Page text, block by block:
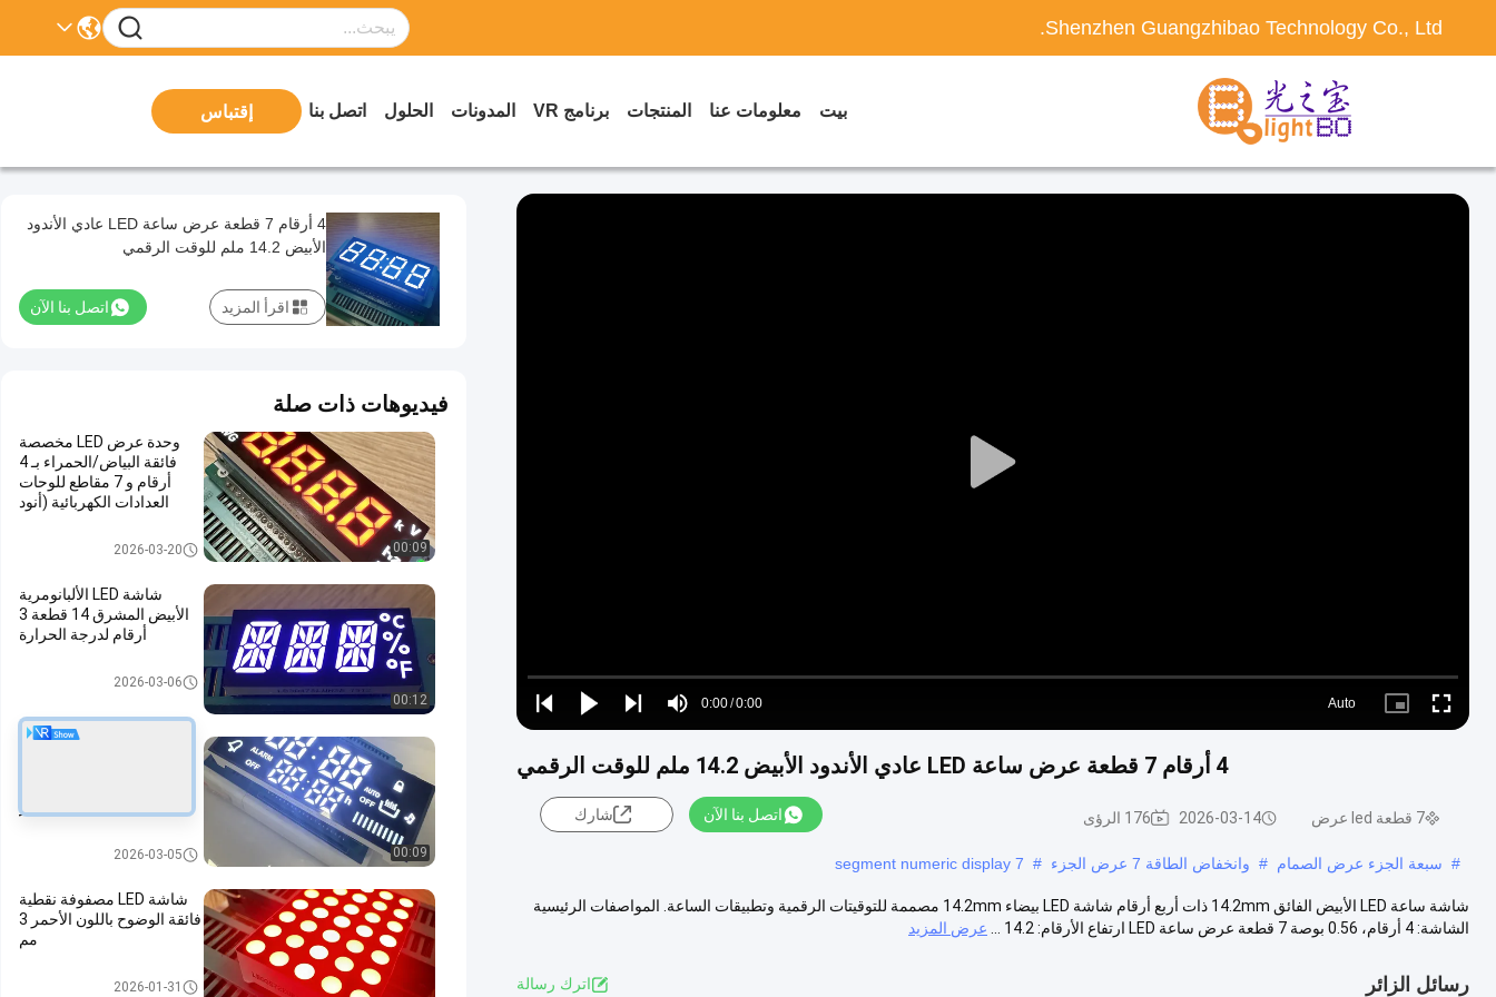
Shenzhen Guangzhibao Technology Co., Ltd.
بيت معلومات عنا المنتجات برنامج VR المدونات الحلول اتصل بنا إقتباس
Play
Play
Play
Play
Mute
Time
0:00/0:00
Loaded:
0%
Auto
Picture- Fullscreen
4 أرقام 7 قطعة عرض ساعة LED عادي الأندود الأبيض 14.2 ملم للوقت الرقمي
7 قطعة led عرض 2026-03-14 176 الرؤى اتصل بنا الآن شارك
# سبعة الجزء عرض الصمام # وانخفاض الطاقة 7 عرض الجزء #
7 segment numeric display
شاشة ساعة LED الأبيض الفائق 14.2mm ذات أربع أرقام شاشة LED بيضاء 14.2mm مصممة للتوقيتات الرقمية وتطبيقات الساعة. المواصفات الرئيسية
الشاشة: 4 أرقام، 0.56 بوصة 7 قطعة عرض ساعة LED ارتفاع الأرقام: 14.2 ...
عرض المزيد
رسائل الزائر اترك رسالة
4 أرقام 7 قطعة عرض ساعة LED عادي الأندود
الأبيض 14.2 ملم للوقت الرقمي
اتصل بنا الآن اقرأ المزيد
فيديوهات ذات صلة
00:09
وحدة عرض LED مخصصة
فائقة البياض/الحمراء بـ 4
أرقام و 7 مقاطع للوحات
العدادات الكهربائية (أنود
7 قطعة led عرض2026-03-20
00:12
شاشة LED الألبانومرية
الأبيض المشرق 14 قطعة 3
أرقام لدرجة الحرارة
7 قطعة led عرض2026-03-06
00:09
الغاز
7 قطعة led عرض2026-03-05
شاشة LED مصفوفة نقطية
فائقة الوضوح باللون الأحمر 3
مم
7 قطعة led عرض2026-01-31